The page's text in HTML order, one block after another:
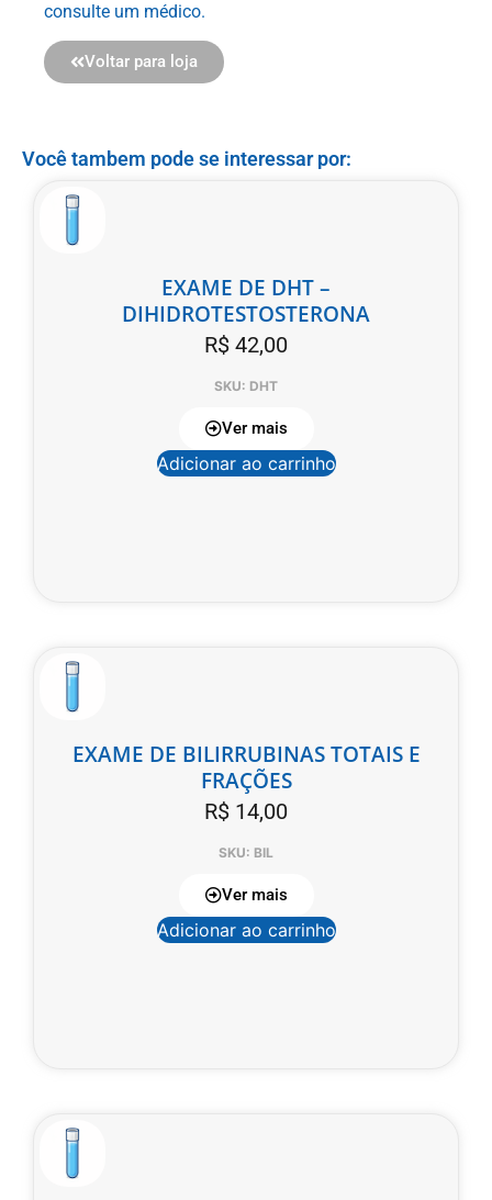
consulte um médico.
Voltar para loja
Você tambem pode se interessar por:
EXAME DE DHT –
DIHIDROTESTOSTERONA
R$ 42,00
SKU: DHT
Ver mais
Adicionar ao carrinho
EXAME DE BILIRRUBINAS TOTAIS E
FRAÇÕES
R$ 14,00
SKU: BIL
Ver mais
Adicionar ao carrinho